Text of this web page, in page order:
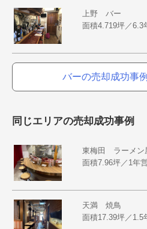
上野 バー
面積4.719坪／6.3
バーの売却成功事
同じエリアの売却成功事例
東梅田 ラーメン
面積7.96坪／1年
天満 焼鳥
面積17.39坪／1.5